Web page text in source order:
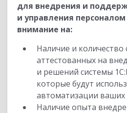
для внедрения и
и управления
внимание на:
Наличие и количество
аттестованных на
и решений системы
которые будут
автоматизации ваших
Наличие опыта